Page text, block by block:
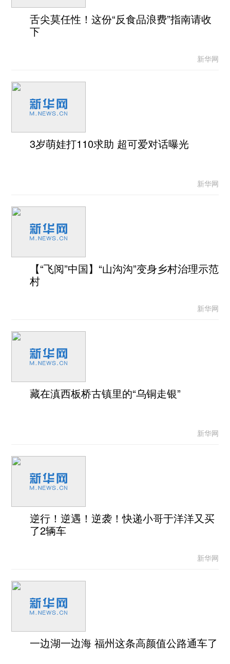
舌尖莫任性！这份“反食品浪费”指南请收
下
新华网
3岁萌娃打110求助 超可爱对话曝光
新华网
【“飞阅”中国】“山沟沟”变身乡村治理示范
村
新华网
藏在滇西板桥古镇里的“乌铜走银”
新华网
逆行！逆遇！逆袭！快递小哥于洋洋又买
了2辆车
新华网
一边湖一边海 福州这条高颜值公路通车了